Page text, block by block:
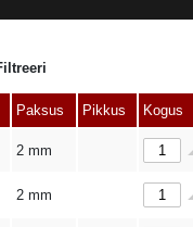
Paksus Pikkus Kogus
2 mm
2 mm